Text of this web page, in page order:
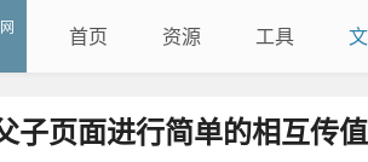
首页 资源 工具
子页面进行简单的相互传值